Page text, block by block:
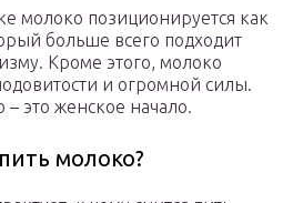
молоко позиционируется как
больше всего подходит
Кроме этого, молоко
и огромной силы.
это женское начало.
молоко?